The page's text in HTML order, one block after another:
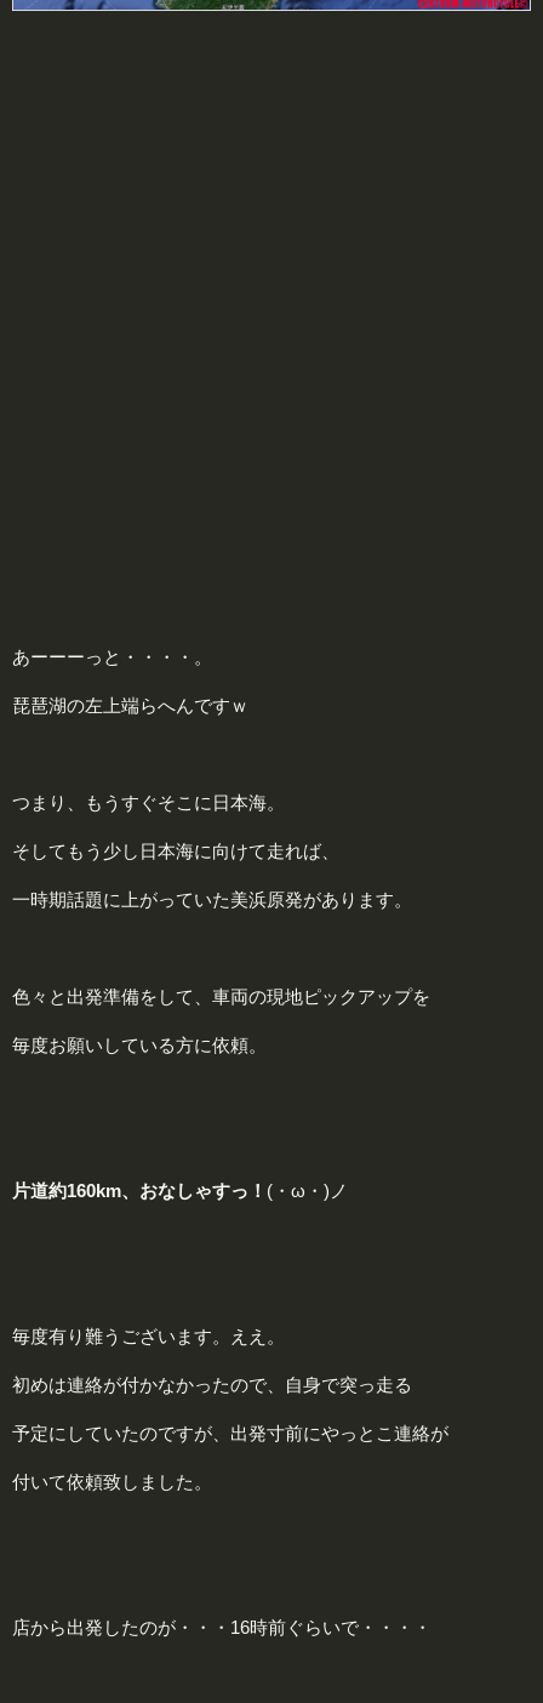
あーーーっと・・・・。
琵琶湖の左上端らへんですｗ
つまり、もうすぐそこに日本海。
そしてもう少し日本海に向けて走れば、
一時期話題に上がっていた美浜原発があります。
色々と出発準備をして、車両の現地ピックアップを
毎度お願いしている方に依頼。
片道約160km、おなしゃすっ！ (・ω・)ノ
毎度有り難うございます。ええ。
初めは連絡が付かなかったので、自身で突っ走る
予定にしていたのですが、出発寸前にやっとこ連絡が
付いて依頼致しました。
店から出発したのが・・・16時前ぐらいで・・・・